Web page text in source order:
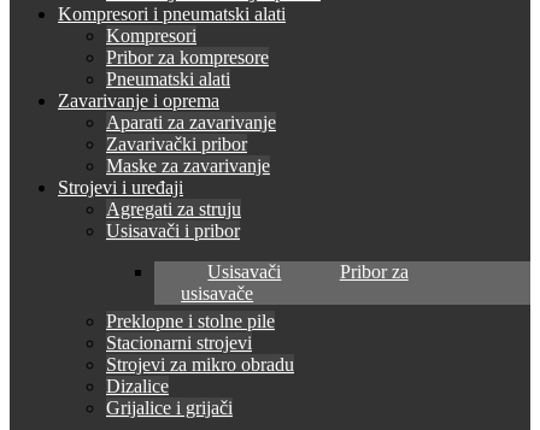
Kompresori i pneumatski alati
Kompresori
Pribor za kompresore
Pneumatski alati
Zavarivanje i oprema
Aparati za zavarivanje
Zavarivački pribor
Maske za zavarivanje
Strojevi i uređaji
Agregati za struju
Usisavači i pribor
Usisavači
Pribor za
usisavače
Preklopne i stolne pile
Stacionarni strojevi
Strojevi za mikro obradu
Dizalice
Grijalice i grijači